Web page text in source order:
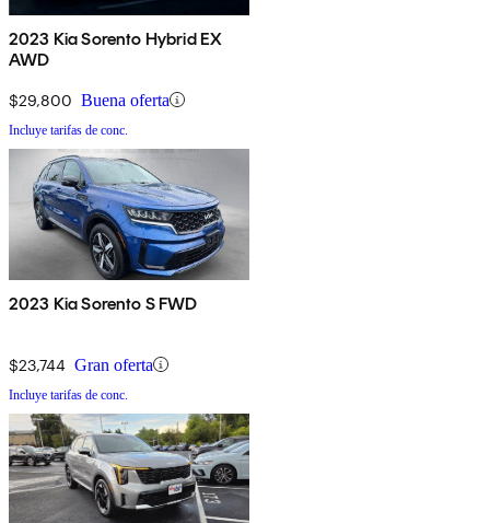
2023 Kia Sorento Hybrid EX
AWD
$29,800 Buena oferta
Incluye tarifas de conc.
2023 Kia Sorento S FWD
$23,744 Gran oferta
Incluye tarifas de conc.